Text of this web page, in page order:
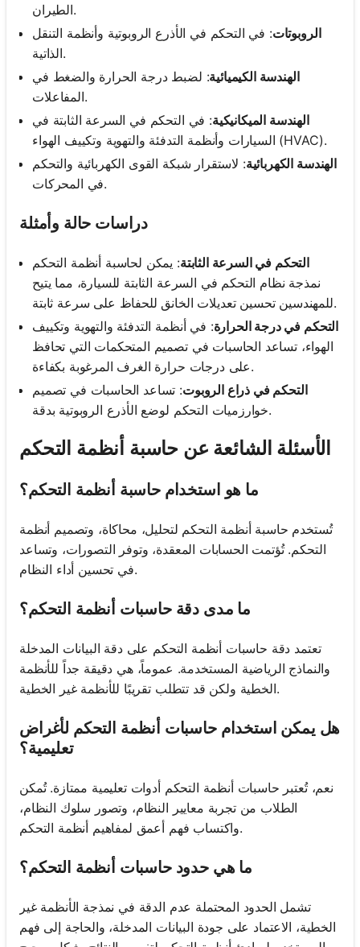
الطيران.
الروبوتات: في التحكم في الأذرع الروبوتية وأنظمة التنقل
الذاتية.
الهندسة الكيميائية: لضبط درجة الحرارة والضغط في
المفاعلات.
الهندسة الميكانيكية: في التحكم في السرعة الثابتة في
السيارات وأنظمة التدفئة والتهوية وتكييف الهواء (HVAC).
الهندسة الكهربائية: لاستقرار شبكة القوى الكهربائية والتحكم
في المحركات.
دراسات حالة وأمثلة
التحكم في السرعة الثابتة: يمكن لحاسبة أنظمة التحكم
نمذجة نظام التحكم في السرعة الثابتة للسيارة، مما يتيح
للمهندسين تحسين تعديلات الخانق للحفاظ على سرعة ثابتة.
التحكم في درجة الحرارة: في أنظمة التدفئة والتهوية وتكييف
الهواء، تساعد الحاسبات في تصميم المتحكمات التي تحافظ
على درجات حرارة الغرف المرغوبة بكفاءة.
التحكم في ذراع الروبوت: تساعد الحاسبات في تصميم
خوارزميات التحكم لوضع الأذرع الروبوتية بدقة.
الأسئلة الشائعة عن حاسبة أنظمة التحكم
ما هو استخدام حاسبة أنظمة التحكم؟
تُستخدم حاسبة أنظمة التحكم لتحليل، محاكاة، وتصميم أنظمة
التحكم. تُؤتمت الحسابات المعقدة، وتوفر التصورات، وتساعد
في تحسين أداء النظام.
ما مدى دقة حاسبات أنظمة التحكم؟
تعتمد دقة حاسبات أنظمة التحكم على دقة البيانات المدخلة
والنماذج الرياضية المستخدمة. عموماً، هي دقيقة جداً للأنظمة
الخطية ولكن قد تتطلب تقريبًا للأنظمة غير الخطية.
هل يمكن استخدام حاسبات أنظمة التحكم لأغراض
تعليمية؟
نعم، تُعتبر حاسبات أنظمة التحكم أدوات تعليمية ممتازة. تُمكن
الطلاب من تجربة معايير النظام، وتصور سلوك النظام،
واكتساب فهم أعمق لمفاهيم أنظمة التحكم.
ما هي حدود حاسبات أنظمة التحكم؟
تشمل الحدود المحتملة عدم الدقة في نمذجة الأنظمة غير
الخطية، الاعتماد على جودة البيانات المدخلة، والحاجة إلى فهم